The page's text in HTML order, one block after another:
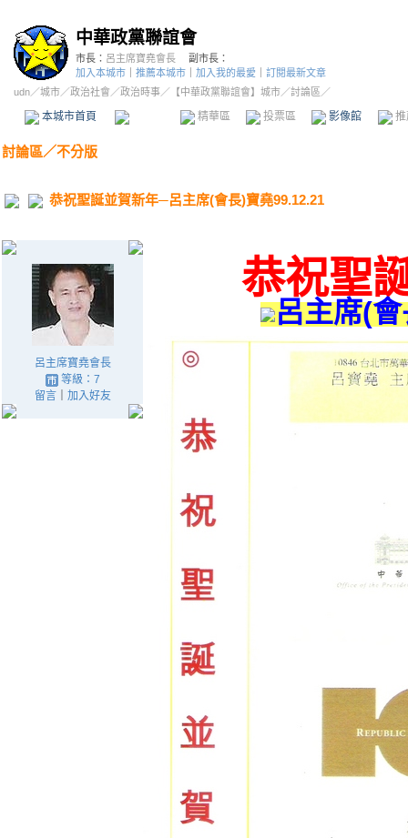
中華政黨聯誼會
市長： 呂主席寶堯會長
副市長：
加入本城市
推薦本城市 加入我的最愛
訂閱最新文章
udn／城市／政治社會 ／政治時事／ 【中華政黨聯誼會】城市／討論區／
本城市首頁 精華區 投票區 影像館
討論區／不分版
恭祝聖誕並賀新年─呂主席(會長)寶堯99.12.21
呂主席寶堯會長
等級：7
留言｜ 加入好友
恭祝聖
呂主席(